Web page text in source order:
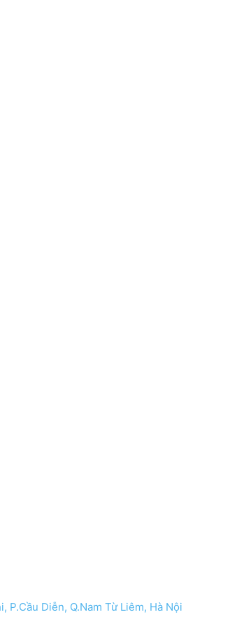
P.Cầu Diễn, Q.Nam Từ Liêm, Hà Nội